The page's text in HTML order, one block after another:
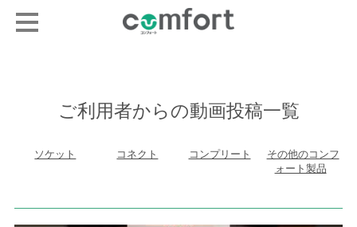
ご利用者からの動画投稿一覧
ソケット コネクト コンプリート
その他のコンフ
ォート製品